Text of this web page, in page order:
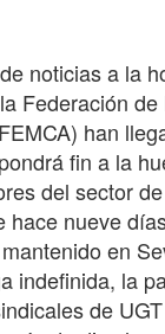
noticias a la
Federación
han
fin a la
del sector
hace nueve
en
indefinida, la
de